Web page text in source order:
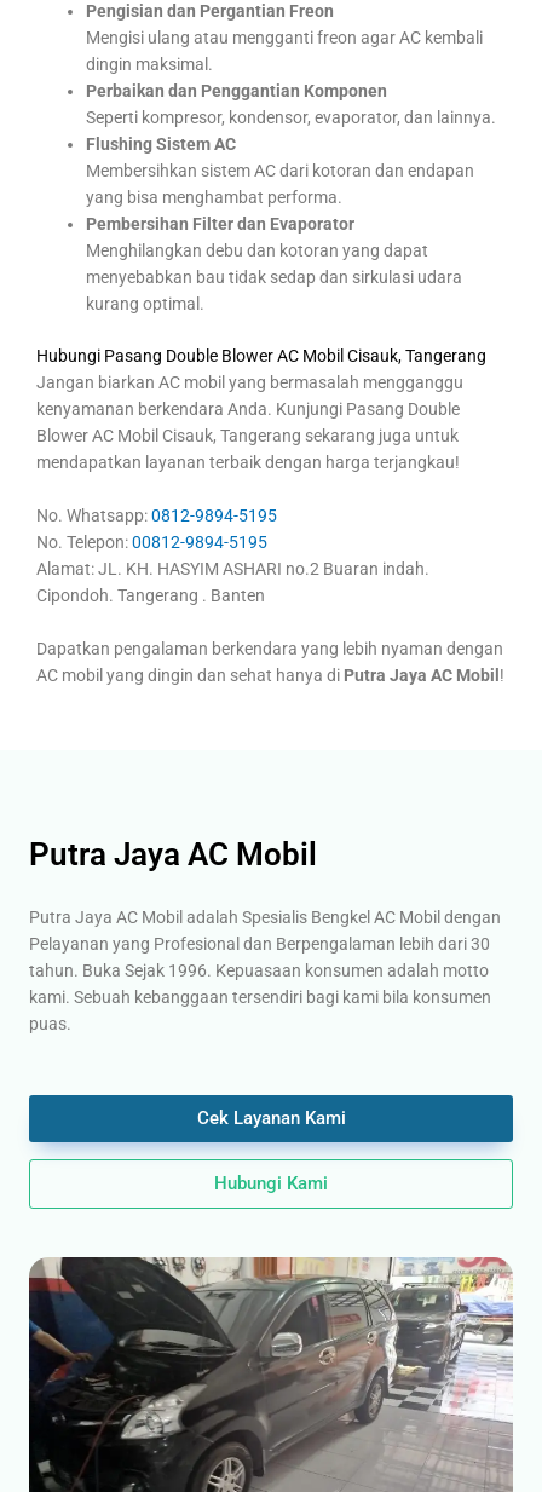
Pengisian dan Pergantian Freon
Mengisi ulang atau mengganti freon agar AC kembali
dingin maksimal.
Perbaikan dan Penggantian Komponen
Seperti kompresor, kondensor, evaporator, dan lainnya.
Flushing Sistem AC
Membersihkan sistem AC dari kotoran dan endapan
yang bisa menghambat performa.
Pembersihan Filter dan Evaporator
Menghilangkan debu dan kotoran yang dapat
menyebabkan bau tidak sedap dan sirkulasi udara
kurang optimal.
Hubungi Pasang Double Blower AC Mobil Cisauk, Tangerang
Jangan biarkan AC mobil yang bermasalah mengganggu
kenyamanan berkendara Anda. Kunjungi Pasang Double
Blower AC Mobil Cisauk, Tangerang sekarang juga untuk
mendapatkan layanan terbaik dengan harga terjangkau!
No. Whatsapp:0812-9894-5195
No. Telepon:00812-9894-5195
Alamat: JL. KH. HASYIM ASHARI no.2 Buaran indah.
Cipondoh. Tangerang . Banten
Dapatkan pengalaman berkendara yang lebih nyaman dengan
AC mobil yang dingin dan sehat hanya di Putra Jaya AC Mobil!
Putra Jaya AC Mobil
Putra Jaya AC Mobil adalah Spesialis Bengkel AC Mobil dengan
Pelayanan yang Profesional dan Berpengalaman lebih dari 30
tahun. Buka Sejak 1996. Kepuasaan konsumen adalah motto
kami. Sebuah kebanggaan tersendiri bagi kami bila konsumen
puas.
Cek Layanan Kami
Hubungi Kami